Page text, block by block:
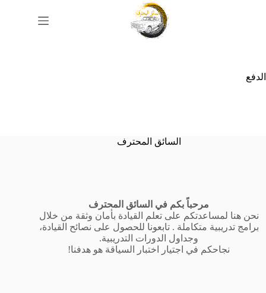
الدفع
السائق المحترف
مرحباً بكم في السائق المحترف
نحن هنا لمساعدتكم على تعلم القيادة بأمان وثقة من خلال
برامج تدريبية متكاملة . تابعونا للحصول على نصائح القيادة،
وجداول الدورات التدريبية.
نجاحكم في اجتيار اختبار السياقة هو هدفنا!